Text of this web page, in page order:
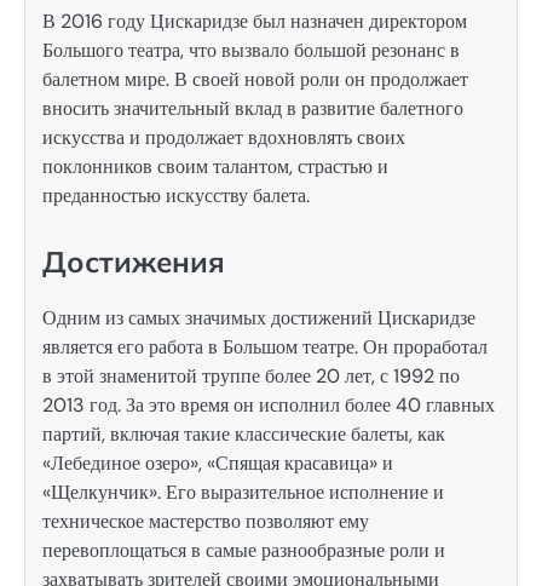
В 2016 году Цискаридзе был назначен директором
Большого театра, что вызвало большой резонанс в
балетном мире. В своей новой роли он продолжает
вносить значительный вклад в развитие балетного
искусства и продолжает вдохновлять своих
поклонников своим талантом, страстью и
преданностью искусству балета.
Достижения
Одним из самых значимых достижений Цискаридзе
является его работа в Большом театре. Он проработал
в этой знаменитой труппе более 20 лет, с 1992 по
2013 год. За это время он исполнил более 40 главных
партий, включая такие классические балеты, как
«Лебединое озеро», «Спящая красавица» и
«Щелкунчик». Его выразительное исполнение и
техническое мастерство позволяют ему
перевоплощаться в самые разнообразные роли и
захватывать зрителей своими эмоциональными